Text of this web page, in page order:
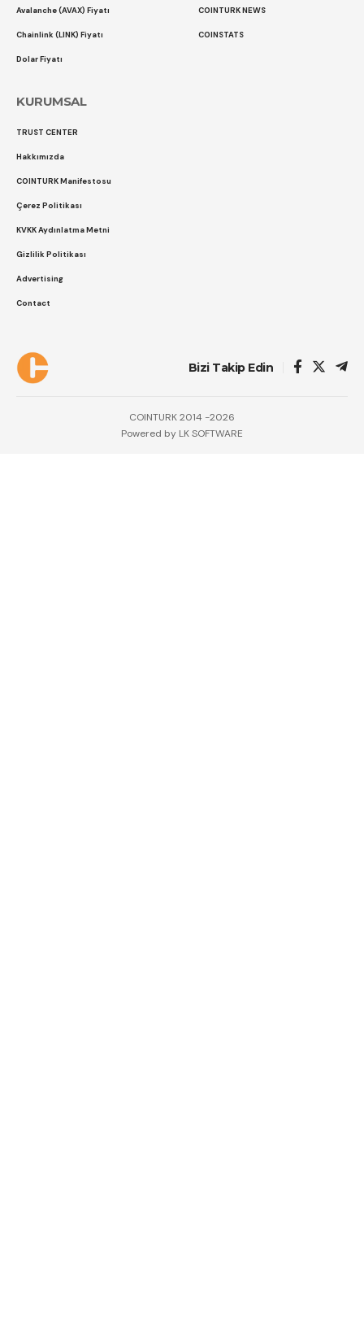
Avalanche (AVAX) Fiyatı
Chainlink (LINK) Fiyatı
Dolar Fiyatı
COINTURK NEWS
COINSTATS
KURUMSAL
TRUST CENTER
Hakkımızda
COINTURK Manifestosu
Çerez Politikası
KVKK Aydınlatma Metni
Gizlilik Politikası
Advertising
Contact
Bizi Takip Edin
COINTURK 2014 -2026
Powered by LK SOFTWARE